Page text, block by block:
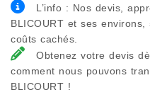
L’info : Nos devis,
BLICOURT et ses
coûts cachés.
Obtenez votre devis
comment nous pouvons
BLICOURT !